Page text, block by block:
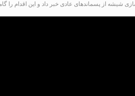
شیشه از پسماندهای عادی خبر داد و این اقدام